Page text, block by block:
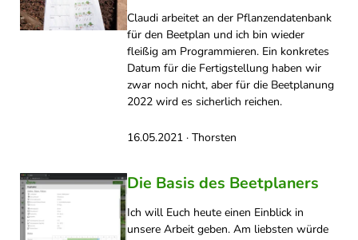
Claudi arbeitet an der Pflanzendatenbank
für den Beetplan und ich bin wieder
fleißig am Programmieren. Ein konkretes
Datum für die Fertigstellung haben wir
zwar noch nicht, aber für die Beetplanung
2022 wird es sicherlich reichen.
16.05.2021 · Thorsten
Die Basis des Beetplaners
Ich will Euch heute einen Einblick in
unsere Arbeit geben. Am liebsten würde